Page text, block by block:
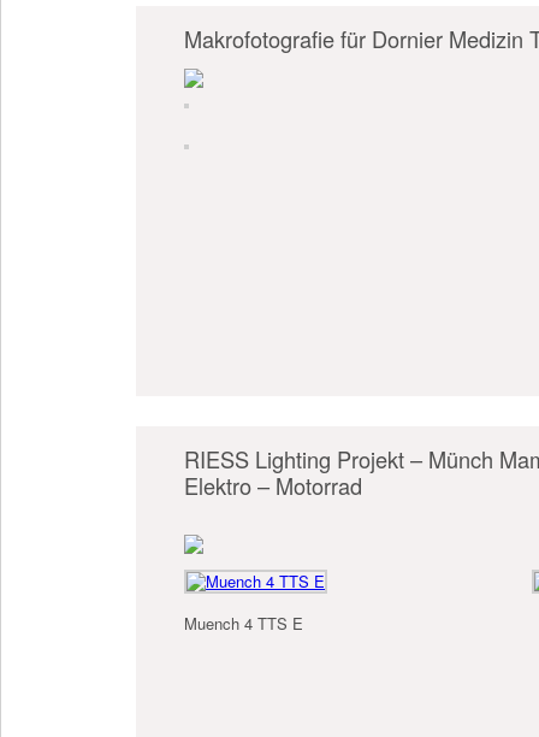
Makrofotografie für Dornier Medizin
RIESS Lighting Projekt – Münch
Elektro – Motorrad
Muench 4 TTS E